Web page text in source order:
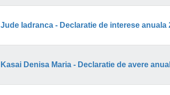
Jude Iadranca - Declaratie de interese anuala
Kasai Denisa Maria - Declaratie de avere